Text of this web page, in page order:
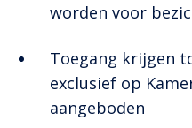
worden voor
Toegang krijgen
exclusief op
aangeboden